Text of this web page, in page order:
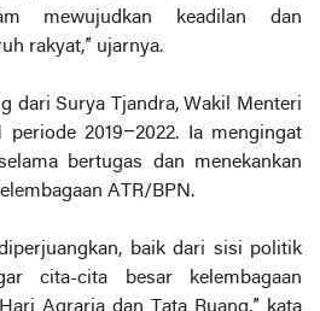
mewujudkan keadilan dan
rakyat,” ujarnya.
dari Surya Tjandra, Wakil Menteri
periode 2019–2022. Ia mengingat
bertugas dan menekankan
ATR/BPN.
baik dari sisi politik
cita-cita besar kelembagaan
Agraria dan Tata Ruang,” kata